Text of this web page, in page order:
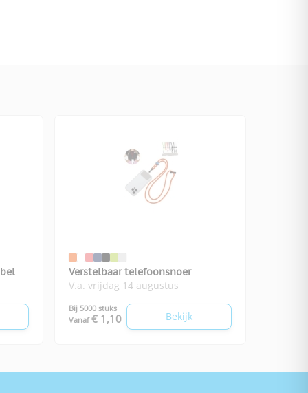
Verstelbaar telefoonsnoer
V.a. vrijdag 14 augustus
Bij 5000 stuks
Vanaf € 1,10 Bekijk